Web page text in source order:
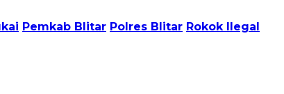
Pemkab Blitar Polres Blitar Rokok Ilegal